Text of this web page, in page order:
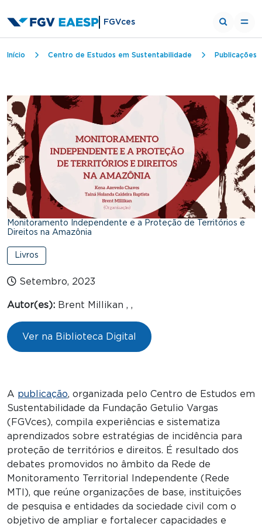
FGVces
Trilha de navegação
Início Centro de Estudos em Sustentabilidade Publicações
Monitoramento Independente e a Proteção de Territórios e
Direitos na Amazônia
Livros
Setembro, 2023
Autor(es): Brent Millikan , ,
Ver na Biblioteca Digital
A publicação, organizada pelo Centro de Estudos em
Sustentabilidade da Fundação Getulio Vargas
(FGVces), compila experiências e sistematiza
aprendizados sobre estratégias de incidência para
proteção de territórios e direitos. É resultado dos
debates promovidos no âmbito da Rede de
Monitoramento Territorial Independente (Rede
MTI), que reúne organizações de base, instituições
de pesquisa e entidades da sociedade civil com o
objetivo de ampliar e fortalecer capacidades e